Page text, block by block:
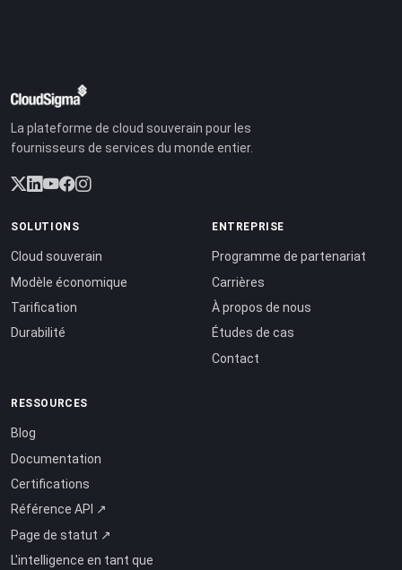
La plateforme de cloud souverain pour les
fournisseurs de services du monde entier.
SOLUTIONS
Cloud souverain
Modèle économique
Tarification
Durabilité
ENTREPRISE
Programme de partenariat
Carrières
À propos de nous
Études de cas
Contact
RESSOURCES
Blog
Documentation
Certifications
Référence API ↗
Page de statut ↗
L'intelligence en tant que